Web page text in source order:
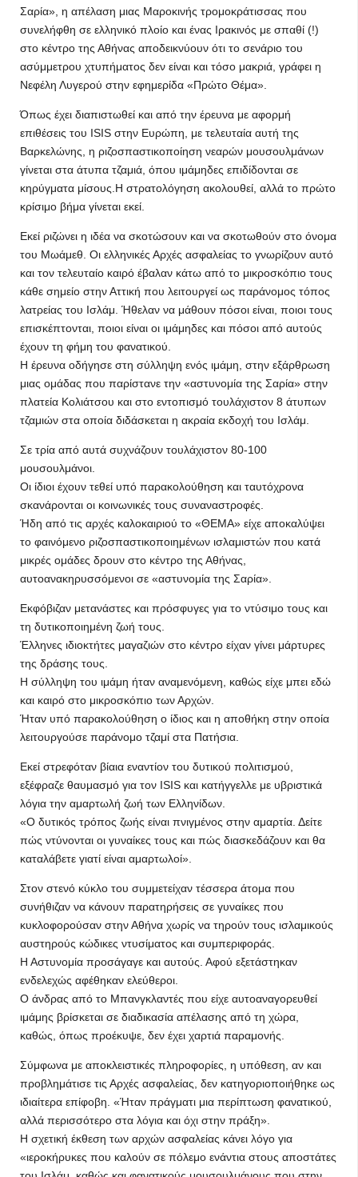
Σαρία», η απέλαση μιας Μαροκινής τρομοκράτισσας που
συνελήφθη σε ελληνικό πλοίο και ένας Ιρακινός με σπαθί (!)
στο κέντρο της Αθήνας αποδεικνύουν ότι το σενάριο του
ασύμμετρου χτυπήματος δεν είναι και τόσο μακριά, γράφει η
Νεφέλη Λυγερού στην εφημερίδα «Πρώτο Θέμα».
Όπως έχει διαπιστωθεί και από την έρευνα με αφορμή
επιθέσεις του ISIS στην Ευρώπη, με τελευταία αυτή της
Βαρκελώνης, η ριζοσπαστικοποίηση νεαρών μουσουλμάνων
γίνεται στα άτυπα τζαμιά, όπου ιμάμηδες επιδίδονται σε
κηρύγματα μίσους.Η στρατολόγηση ακολουθεί, αλλά το πρώτο
κρίσιμο βήμα γίνεται εκεί.
Εκεί ριζώνει η ιδέα να σκοτώσουν και να σκοτωθούν στο όνομα
του Μωάμεθ. Οι ελληνικές Αρχές ασφαλείας το γνωρίζουν αυτό
και τον τελευταίο καιρό έβαλαν κάτω από το μικροσκόπιο τους
κάθε σημείο στην Αττική που λειτουργεί ως παράνομος τόπος
λατρείας του Ισλάμ. Ήθελαν να μάθουν πόσοι είναι, ποιοι τους
επισκέπτονται, ποιοι είναι οι ιμάμηδες και πόσοι από αυτούς
έχουν τη φήμη του φανατικού.
Η έρευνα οδήγησε στη σύλληψη ενός ιμάμη, στην εξάρθρωση
μιας ομάδας που παρίστανε την «αστυνομία της Σαρία» στην
πλατεία Κολιάτσου και στο εντοπισμό τουλάχιστον 8 άτυπων
τζαμιών στα οποία διδάσκεται η ακραία εκδοχή του Ισλάμ.
Σε τρία από αυτά συχνάζουν τουλάχιστον 80-100
μουσουλμάνοι.
Οι ίδιοι έχουν τεθεί υπό παρακολούθηση και ταυτόχρονα
σκανάρονται οι κοινωνικές τους συναναστροφές.
Ήδη από τις αρχές καλοκαιριού το «ΘΕΜΑ» είχε αποκαλύψει
το φαινόμενο ριζοσπαστικοποιημένων ισλαμιστών που κατά
μικρές ομάδες δρουν στο κέντρο της Αθήνας,
αυτοανακηρυσσόμενοι σε «αστυνομία της Σαρία».
Εκφόβιζαν μετανάστες και πρόσφυγες για το ντύσιμο τους και
τη δυτικοποιημένη ζωή τους.
Έλληνες ιδιοκτήτες μαγαζιών στο κέντρο είχαν γίνει μάρτυρες
της δράσης τους.
Η σύλληψη του ιμάμη ήταν αναμενόμενη, καθώς είχε μπει εδώ
και καιρό στο μικροσκόπιο των Αρχών.
Ήταν υπό παρακολούθηση ο ίδιος και η αποθήκη στην οποία
λειτουργούσε παράνομο τζαμί στα Πατήσια.
Εκεί στρεφόταν βίαια εναντίον του δυτικού πολιτισμού,
εξέφραζε θαυμασμό για τον ISIS και κατήγγελλε με υβριστικά
λόγια την αμαρτωλή ζωή των Ελληνίδων.
«Ο δυτικός τρόπος ζωής είναι πνιγμένος στην αμαρτία. Δείτε
πώς ντύνονται οι γυναίκες τους και πώς διασκεδάζουν και θα
καταλάβετε γιατί είναι αμαρτωλοί».
Στον στενό κύκλο του συμμετείχαν τέσσερα άτομα που
συνήθιζαν να κάνουν παρατηρήσεις σε γυναίκες που
κυκλοφορούσαν στην Αθήνα χωρίς να τηρούν τους ισλαμικούς
αυστηρούς κώδικες ντυσίματος και συμπεριφοράς.
Η Αστυνομία προσάγαγε και αυτούς. Αφού εξετάστηκαν
ενδελεχώς αφέθηκαν ελεύθεροι.
Ο άνδρας από το Μπανγκλαντές που είχε αυτοαναγορευθεί
ιμάμης βρίσκεται σε διαδικασία απέλασης από τη χώρα,
καθώς, όπως προέκυψε, δεν έχει χαρτιά παραμονής.
Σύμφωνα με αποκλειστικές πληροφορίες, η υπόθεση, αν και
προβλημάτισε τις Αρχές ασφαλείας, δεν κατηγοριοποιήθηκε ως
ιδιαίτερα επίφοβη. «Ήταν πράγματι μια περίπτωση φανατικού,
αλλά περισσότερο στα λόγια και όχι στην πράξη».
Η σχετική έκθεση των αρχών ασφαλείας κάνει λόγο για
«ιεροκήρυκες που καλούν σε πόλεμο ενάντια στους αποστάτες